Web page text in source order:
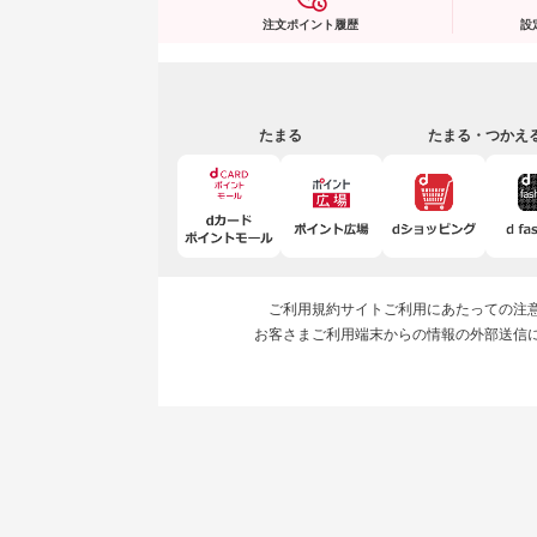
注文ポイント履歴 設
たまる たまる・つかえ
ご利用規約サイトご利用にあたっての注
お客さまご利用端末からの情報の外部送信